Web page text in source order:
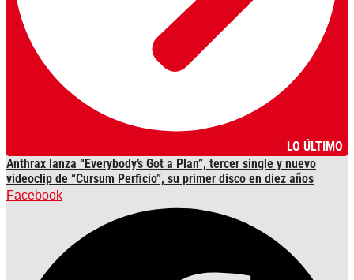
LO ÚLTIMO
Anthrax lanza “Everybody’s Got a Plan”, tercer single y nuevo
videoclip de “Cursum Perficio”, su primer disco en diez años
Facebook